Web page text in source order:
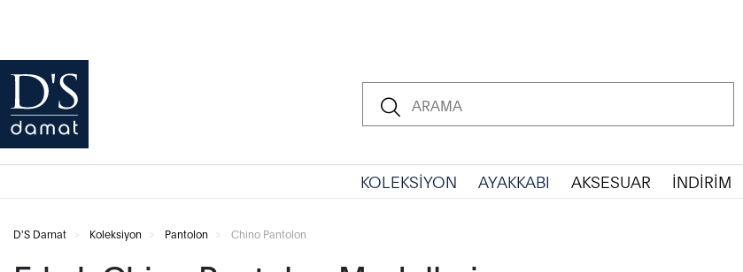
KOLEKSİYON AYAKKABI AKSESUAR İNDİRİM
D'S Damat Koleksiyon Pantolon Chino Pantolon